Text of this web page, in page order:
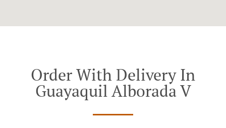
Order With Delivery In
Guayaquil Alborada V